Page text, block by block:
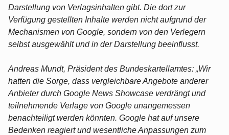
Darstellung von Verlagsinhalten gibt. Die dort zur
Verfügung gestellten Inhalte werden nicht aufgrund der
Mechanismen von Google, sondern von den Verlegern
selbst ausgewählt und in der Darstellung beeinflusst.
Andreas Mundt, Präsident des Bundeskartellamtes: „Wir
hatten die Sorge, dass vergleichbare Angebote anderer
Anbieter durch Google News Showcase verdrängt und
teilnehmende Verlage von Google unangemessen
benachteiligt werden könnten. Google hat auf unsere
Bedenken reagiert und wesentliche Anpassungen zum